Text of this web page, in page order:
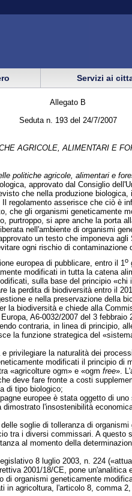
Servizi ai
Allegato B
Seduta n. 193 del 24/7/2007
AGRICOLE, ALIMENTARI E
politiche agricole, alimentari e
approvato dal Consiglio
che nella produzione
regolamento asserisce che ciò è
che gli organismi geneticamente
purtroppo, si apre anche la porta
nell'ambiente di organismi
un testo che imponeva
ogni rischio di contaminazione
europea di pubblicare, entro il 1 o
modificati in tutta la catena
sulla base del principio «chi
la perdita di biodiversità entro il
e nella preservazione della
la biodiversità e chiede alla
A6-0032/2007 del 3
contraria, in linea di principio,
la funzione strategica del
privilegiare la naturalità dei
modificati il principio di
«agricolture ogm» e «ogm free».
deve fare fronte a costi
di tipo biologico;
europee è stata oggetto di
l'insostenibilità
soglie di tolleranza di
tra i diversi commissari. A questo
al momento della
8 luglio 2003, n. 224
2001/18/CE, pone
organismi geneticamente
in agricoltura, l'articolo 8, comma